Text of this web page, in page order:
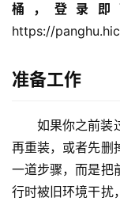
桶，登录
https://
准备工作
如果你之前装
再重装，或者先删
一道步骤，而是把
行时被旧环境干扰